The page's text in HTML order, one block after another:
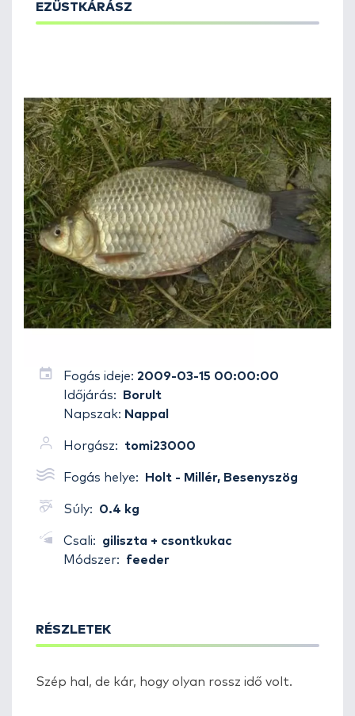
EZÜSTKÁRÁSZ
Fogás ideje: 2009-03-15 00:00:00
Időjárás:
Borult
Napszak: Nappal
Horgász: tomi23000
Fogás helye: Holt - Millér, Besenyszög
Súly: 0.4 kg
Csali:
giliszta + csontkukac
Módszer:
feeder
RÉSZLETEK
Szép hal, de kár, hogy olyan rossz idő volt.